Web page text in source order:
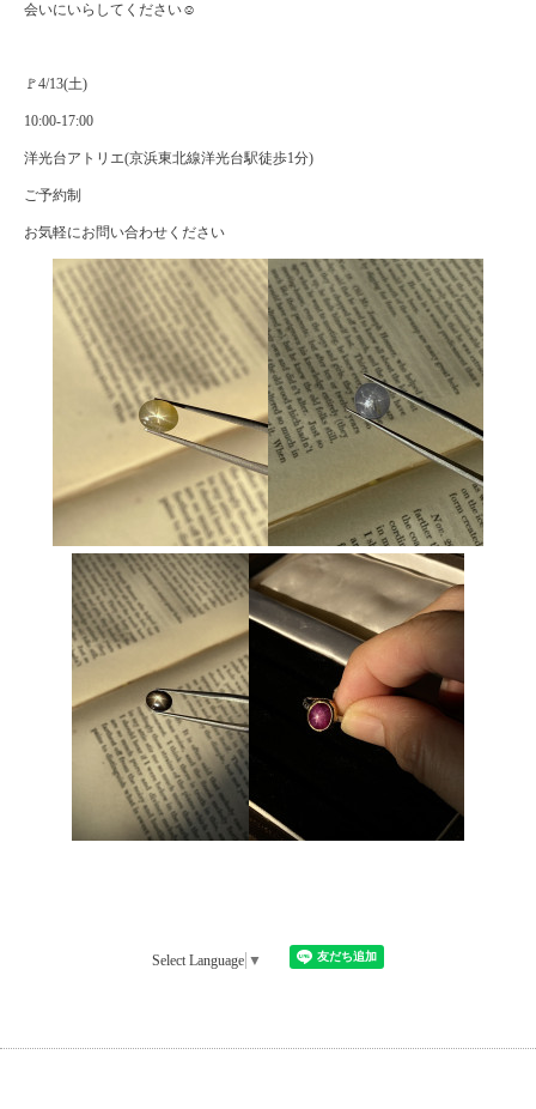
会いにいらしてください☺️
🚩4/13(土)
10:00-17:00
洋光台アトリエ(京浜東北線洋光台駅徒歩1分)
ご予約制
お気軽にお問い合わせください
Select Language ▼